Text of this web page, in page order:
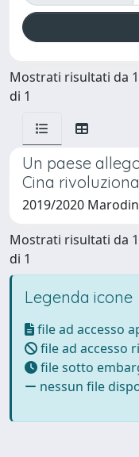
Mostrati risultati da 1
di 1
Un paese
Cina
2019/2020
Mostrati risultati da 1
di 1
Legenda icone
file ad accesso
file ad accesso
file sotto
nessun file